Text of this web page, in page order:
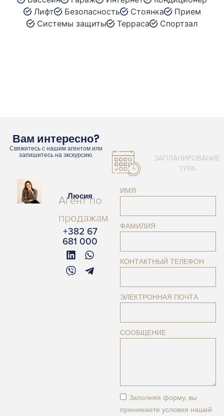
Лифт
Безопасность Стоянка
Прием
Системы защиты
Терраса Спортзал
Вам интересно?
Свяжитесь с нашим агентом или
запишитесь на экскурсию.
Люсия
Агент по
продажам
+382 67
681 000
ЗАПЛАНИРОВАНИЕ
ТУРА
ИМЯ
ФАМИЛИЯ
КОНТАКТНЫЙ ТЕЛЕФОН
ЭЛЕКТРОННАЯ ПОЧТА
СООБЩЕНИЕ
Заполняя форму, вы
принимаете условия нашей